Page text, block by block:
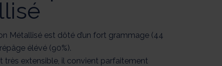
Métallisé est dôté d’un fort grammage (44
élévé (90%).
très extensible, il convient parfaitement